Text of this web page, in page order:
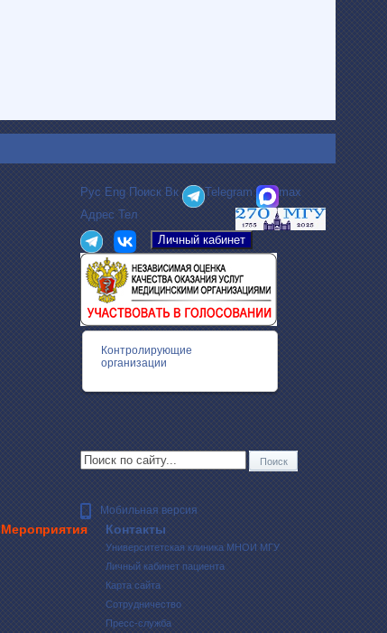
Рус Eng Поиск Вк Telegram
max
Адрес Тел
Контролирующие
организации
Мобильная версия
Мероприятия Контакты
Университетская клиника МНОИ МГУ
Личный кабинет пациента
Карта сайта
Сотрудничество
Пресс-служба